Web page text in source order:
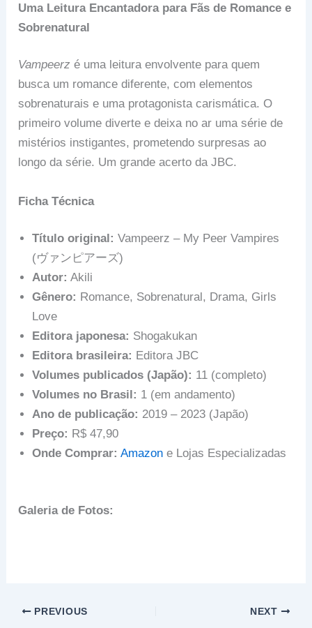
Uma Leitura Encantadora para Fãs de Romance e
Sobrenatural
Vampeerz é uma leitura envolvente para quem
busca um romance diferente, com elementos
sobrenaturais e uma protagonista carismática. O
primeiro volume diverte e deixa no ar uma série de
mistérios instigantes, prometendo surpresas ao
longo da série. Um grande acerto da JBC.
Ficha Técnica
Título original: Vampeerz – My Peer Vampires
(ヴァンピアーズ)
Autor: Akili
Gênero: Romance, Sobrenatural, Drama, Girls
Love
Editora japonesa: Shogakukan
Editora brasileira: Editora JBC
Volumes publicados (Japão): 11 (completo)
Volumes no Brasil: 1 (em andamento)
Ano de publicação: 2019 – 2023 (Japão)
Preço: R$ 47,90
Onde Comprar: Amazon e Lojas Especializadas
Galeria de Fotos:
PREVIOUS NEXT